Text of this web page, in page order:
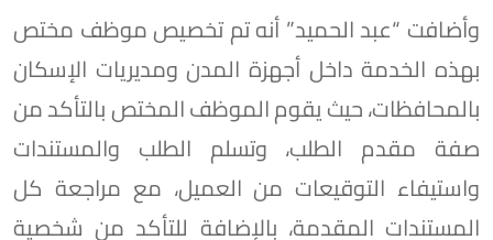
وأضافت “عبد الحميد” أنه تم تخصيص موظف مختص
بهذه الخدمة داخل أجهزة المدن ومديريات الإسكان
بالمحافظات، حيث يقوم الموظف المختص بالتأكد من
صفة مقدم الطلب، وتسلم الطلب والمستندات
واستيفاء التوقيعات من العميل، مع مراجعة كل
المستندات المقدمة، بالإضافة للتأكد من شخصية